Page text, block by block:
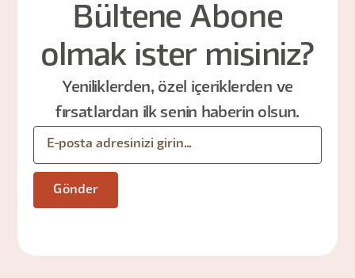
Bültene Abone
olmak ister misiniz?
Yeniliklerden, özel içeriklerden ve
fırsatlardan ilk senin haberin olsun.